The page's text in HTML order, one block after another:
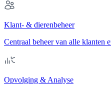
Klant- & dierenbeheer
Centraal beheer van alle klanten
Opvolging & Analyse